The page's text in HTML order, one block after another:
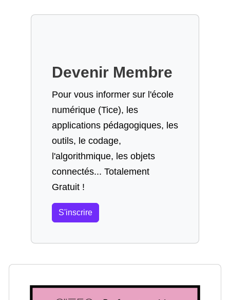
Devenir Membre
Pour vous informer sur l'école
numérique (Tice), les
applications pédagogiques, les
outils, le codage,
l'algorithmique, les objets
connectés... Totalement
Gratuit !
S'inscrire